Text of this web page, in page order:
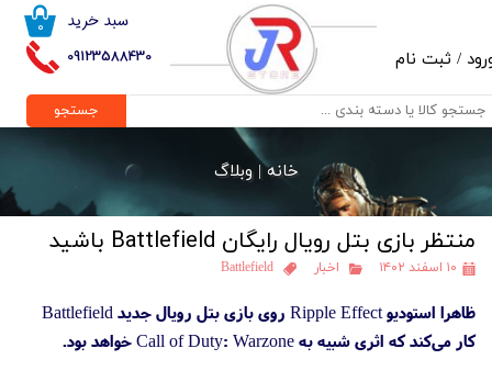
09123588430
۰ سبد خرید
/ ثبت نام
حساب کاربری من
تغییر گذر واژه
خروج از حساب کاربری
جستجو
خانه |وبلاگ
منتظر بازی بتل رویال رایگان Battlefield باشید
۱۰ اسفند ۱۴۰۲ اخبار Battlefield
ظاهرا استودیو Ripple Effect روی بازی بتل رویال جدید Battlefield
کار می‌کند که اثری شبیه به Call of Duty: Warzone خواهد بود.